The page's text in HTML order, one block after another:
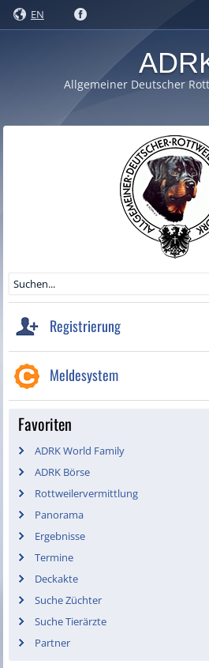
EN
Allgemeiner Deutscher
Registrierung
Meldesystem
Favoriten
ADRK World Family
ADRK Börse
Rottweilervermittlung
Panorama
Ergebnisse
Termine
Deckakte
Suche Züchter
Suche Tierärzte
Partner